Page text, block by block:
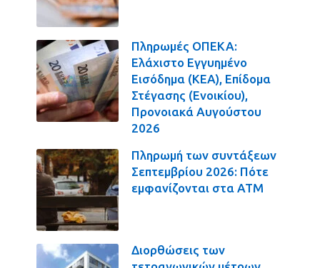
Πληρωμές ΟΠΕΚΑ:
Ελάχιστο Εγγυημένο
Εισόδημα (ΚΕΑ), Επίδομα
Στέγασης (Ενοικίου),
Προνοιακά Αυγούστου
2026
Πληρωμή των συντάξεων
Σεπτεμβρίου 2026: Πότε
εμφανίζονται στα ΑΤΜ
Διορθώσεις των